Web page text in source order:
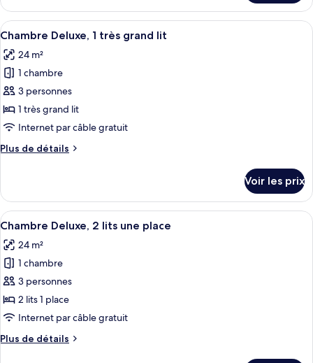
lit
double
le
type
de
Chambre
Deluxe,
lit
double
Afficher
toutes
les
photos
pour
ce
type
chambre :
très
grand
lit
Une chambre d’hôtel équipée d’un
11
Chambre Deluxe, 1 très grand lit
24 m²
1 chambre
3 personnes
1 très grand lit
Internet par câble gratuit
Plus de détails
Plus
le
type
de
Chambre
Deluxe,
très
grand
lit
Voir les prix
Afficher
toutes
les
photos
pour
ce
type
chambre :
Une chambre d’hôtel avec deux
8
Chambre Deluxe, 2 lits une place
24 m²
1 chambre
3 personnes
2 lits 1 place
Internet par câble gratuit
Plus de détails
Plus